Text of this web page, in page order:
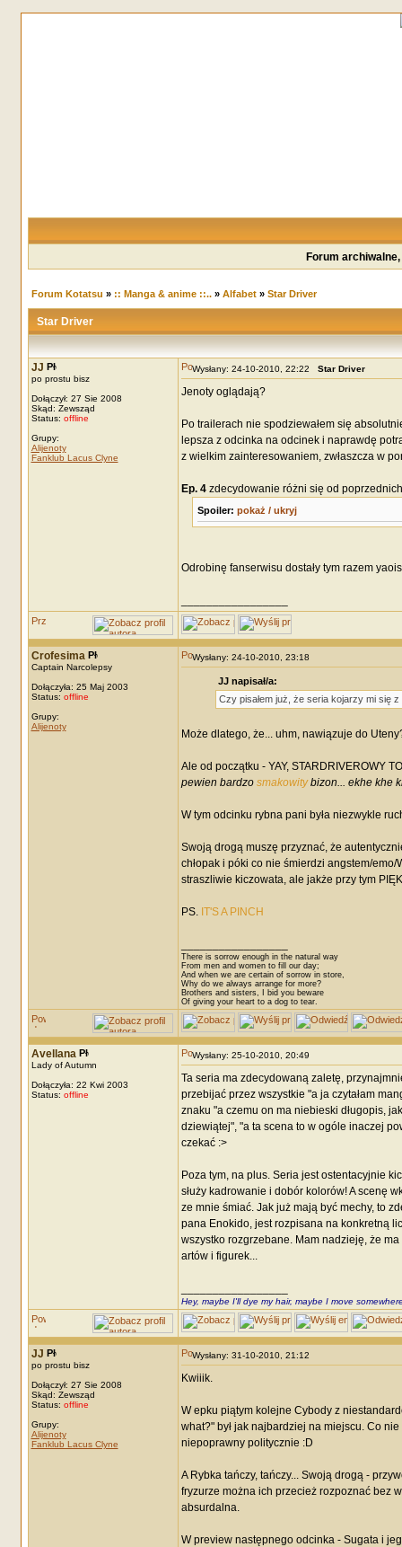
Forum
Forum Kotatsu » :: Manga & anime ::..» Alfabet» Star Driver
Star Driver
JJ
po prostu bisz
Dołączył: 27 Sie 2008
Skąd: Zewsząd
Status: offline
Grupy:
Alijenoty
Fanklub Lacus Clyne
Wysłany: 24-10-2010, 22:22 Star Driver
Jenoty oglądają?
Po trailerach nie spodziewałem się
lepsza z odcinka na odcinek i naprawdę
z wielkim zainteresowaniem, zwłaszcza w
Ep. 4zdecydowanie różni się od
Spoiler: pokaż / ukryj
Odrobinę fanserwisu dostały tym razem
Crofesima
Captain Narcolepsy
Dołączyła: 25 Maj 2003
Status: offline
Grupy:
Alijenoty
Wysłany: 24-10-2010, 23:18
JJ napisał/a:
Czy pisałem już, że seria kojarzy mi się z
Może dlatego, że... uhm, nawiązuje do
Ale od początku - YAY, STARDRIVEROWY
pewien bardzosmakowitybizon... ekhe khe
W tym odcinku rybna pani była niezwykle
Swoją drogą muszę przyznać, że
chłopak i póki co nie śmierdzi angstem/
straszliwie kiczowata, ale jakże przy tym
PS. IT'S A PINCH
There is sorrow enough in the natural way
From men and women to fill our day;
And when we are certain of sorrow in store,
Why do we always arrange for more?
Brothers and sisters, I bid you beware
Of giving your heart to a dog to tear.
Avellana
Lady of Autumn
Dołączyła: 22 Kwi 2003
Status: offline
Wysłany: 25-10-2010, 20:49
Ta seria ma zdecydowaną zaletę,
przebijać przez wszystkie "a ja czytałam
znaku "a czemu on ma niebieski długopis,
dziewiątej", "a ta scena to w ogóle inaczej
czekać :>
Poza tym, na plus. Seria jest ostentacyjnie
służy kadrowanie i dobór kolorów! A scenę
ze mnie śmiać. Jak już mają być mechy, to
pana Enokido, jest rozpisana na konkretną
wszystko rozgrzebane. Mam nadzieję, że
artów i figurek...
Hey, maybe I'll dye my hair, maybe I move
JJ
po prostu bisz
Dołączył: 27 Sie 2008
Skąd: Zewsząd
Status: offline
Grupy:
Alijenoty
Fanklub Lacus Clyne
Wysłany: 31-10-2010, 21:12
Kwiiik.
W epku piątym kolejne Cybody z
what?" był jak najbardziej na miejscu. Co
niepoprawny politycznie :D
A Rybka tańczy, tańczy... Swoją drogą -
fryzurze można ich przecież rozpoznać bez
absurdalna.
W preview następnego odcinka - Sugata i